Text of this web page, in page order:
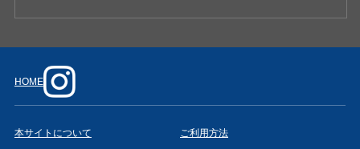
HOME
本サイトについて ご利用方法